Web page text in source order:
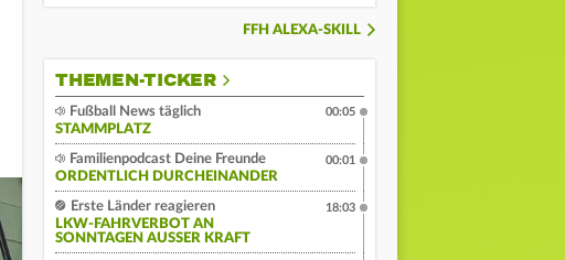
FFH ALEXA-SKILL
THEMEN-TICKER
Fußball News täglich
STAMMPLATZ
00:05
Familienpodcast Deine Freunde
ORDENTLICH DURCHEINANDER
00:01
Erste Länder reagieren
LKW-FAHRVERBOT AN
SONNTAGEN AUSSER KRAFT
18:03